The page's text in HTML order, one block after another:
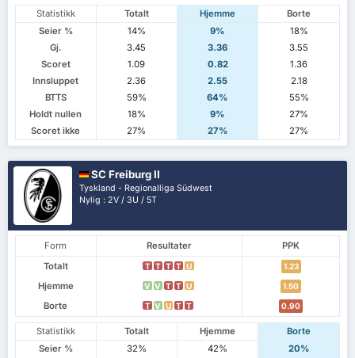
Statistikk Totalt Hjemme
Borte
Seier %
14% 9%
18%
Gj.
3.45 3.36
3.55
Scoret
1.09 0.82
1.36
Innsluppet
2.36 2.55
2.18
BTTS
59% 64%
55%
Holdt nullen
18% 9%
27%
Scoret ikke
27% 27% 27%
SC Freiburg II
Tyskland - Regionalliga Südwest
Nylig : 2V / 3U / 5T
Form Resultater
PPK
Totalt
T T T T U 1.23
Hjemme V V T T U 1.50
Borte T V U T T 0.90
Statistikk Totalt Hjemme
Borte
Seier %
32% 42%
20%